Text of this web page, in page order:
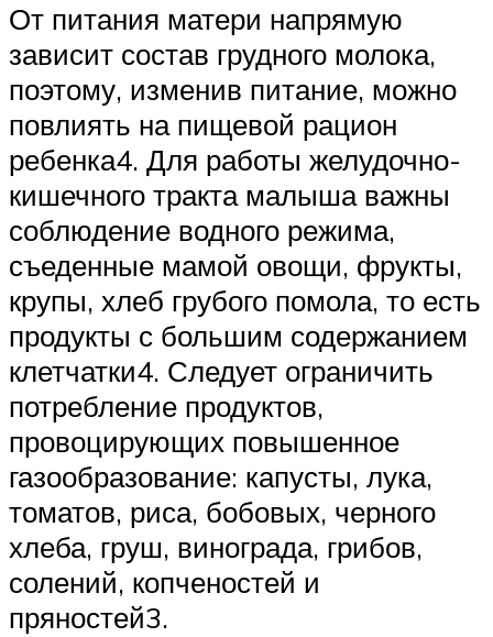
От питания матери напрямую
зависит состав грудного молока,
поэтому, изменив питание, можно
повлиять на пищевой рацион
ребенка4. Для работы желудочно-
кишечного тракта малыша важны
соблюдение водного режима,
съеденные мамой овощи, фрукты,
крупы, хлеб грубого помола, то есть
продукты с большим содержанием
клетчатки4. Следует ограничить
потребление продуктов,
провоцирующих повышенное
газообразование: капусты, лука,
томатов, риса, бобовых, черного
хлеба, груш, винограда, грибов,
солений, копченостей и
пряностей3.